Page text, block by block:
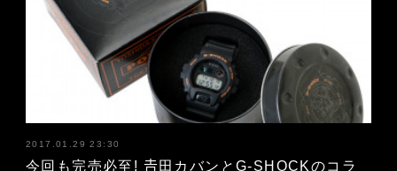
2017.01.29 23:30
今回も完売必至! 𠮷田カバンとG-SHOCKのコラ